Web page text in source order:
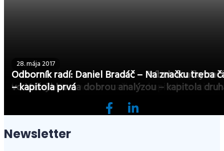
19. júna 2017
Odborník radí: Daniel Bradáč – Positioning nie je
kreativite. Budovanie značiek – kapitola tretia
28. mája 2017
Odborník radí: Daniel Bradáč – Príbeh značky
vo Vašej hlave a dobrou analýzou – kapitola
28. mája 2017
Odborník radí: Daniel Bradáč – Na značku treba
– kapitola prvá
Newsletter